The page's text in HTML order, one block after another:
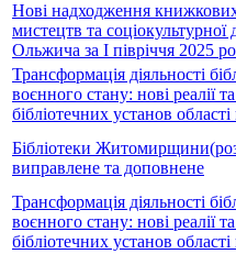
Нові надходження
мистецтв та
Ольжича за І півріччя 2025
Трансформація діяльності
воєнного стану: нові реалії
бібліотечних установ
Бібліотеки
виправлене та доповнене
Трансформація діяльності
воєнного стану: нові реалії
бібліотечних установ